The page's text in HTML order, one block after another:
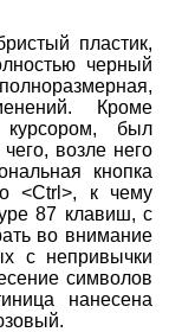
пластик,
черный
Кроме
был
возле него
кнопка
<Ctrl>, к чему
87 клавиш, с
во внимание
с непривычки
символов
нанесена